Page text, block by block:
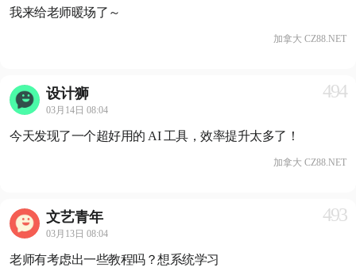
我来给老师暖场了～
加拿大 CZ88.NET
设计狮
03月14日 08:04
494
今天发现了一个超好用的 AI 工具，效率提升太多了！
加拿大 CZ88.NET
文艺青年
03月13日 08:04
493
老师有考虑出一些教程吗？想系统学习